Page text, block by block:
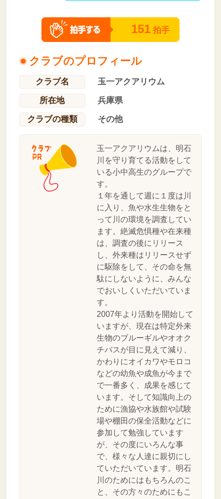
151 拍手
クラブのプロフィール
クラブ名
玉一アクアリウム
所在地
兵庫県
クラブの種類
その他
玉一アクアリウムは、明石
川を守り育てる活動をして
いる小中高生のグループで
す。
１年を通して週に１度は川
に入り、魚や水生生物をと
って川の環境を調査してい
ます。絶滅危惧種や在来種
は、調査の後にリリース
し、外来種はリリースせず
に駆除をして、その命を無
駄にしないように、みんな
でおいしくいただいていま
す。
2007年より活動を開始して
いますが、現在は特定外来
生物のブルーギルやオオク
チバスが目に見えて減り、
かわりにオイカワやモロコ
などの幼魚や成魚が今まで
で一番多く、成果を感じて
います。そして知識向上の
ために漁協や水族館や試験
場や棚田の保全活動などに
参加して勉強しています
が、その度にいろんな事
で、様々な人達に親切にし
ていただいています。明石
川のためにはもちろんのこ
と、その方々のためにもこ